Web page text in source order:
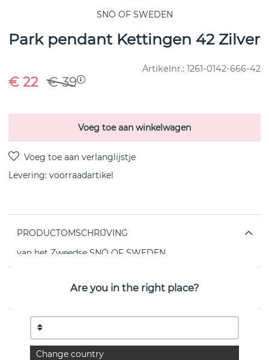
SNÖ OF SWEDEN
Park pendant Kettingen 42 Zilver
Artikelnr.: 1261-0142-666-42
€ 39
€ 22
Voeg toe aan winkelwagen
Levering: voorraadartikel
PRODUCTOMSCHRIJVING
van het Zweedse SNÖ OF SWEDEN
EIGENSCHAPPEN
Bekijk meer artikelen
Are you in the right place?
Change country